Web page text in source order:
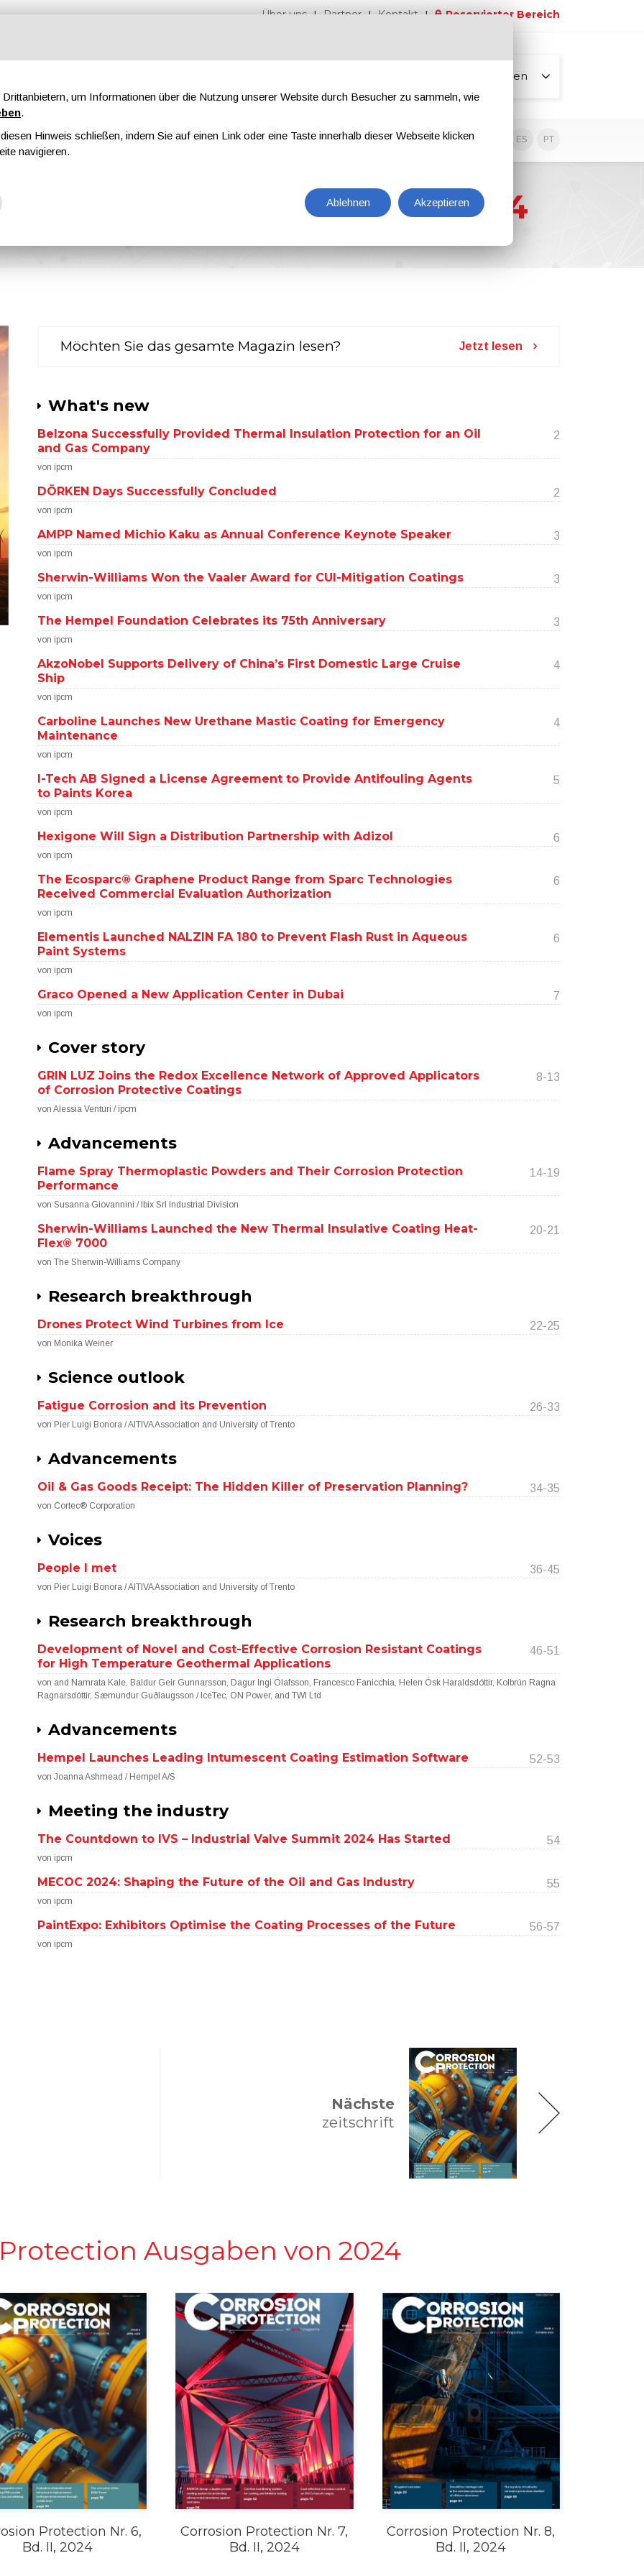
Über uns Partner Kontakt Reservierter Bereich
Alle Seiten
Messen Magazine Werbung EN IT ES PT
Nr. 5, Bd. II, Januar 2024
Möchten Sie das gesamte Magazin lesen? Jetzt lesen
What's new
Belzona Successfully Provided Thermal Insulation Protection for an Oil
and Gas Company
2
von ipcm
DÖRKEN Days Successfully Concluded 2
von ipcm
AMPP Named Michio Kaku as Annual Conference Keynote Speaker 3
von ipcm
Sherwin-Williams Won the Vaaler Award for CUI-Mitigation Coatings 3
von ipcm
The Hempel Foundation Celebrates its 75th Anniversary 3
von ipcm
AkzoNobel Supports Delivery of China’s First Domestic Large Cruise
Ship
4
von ipcm
Carboline Launches New Urethane Mastic Coating for Emergency
Maintenance
4
von ipcm
I-Tech AB Signed a License Agreement to Provide Antifouling Agents
to Paints Korea
5
von ipcm
Hexigone Will Sign a Distribution Partnership with Adizol 6
von ipcm
The Ecosparc® Graphene Product Range from Sparc Technologies
Received Commercial Evaluation Authorization
6
von ipcm
Elementis Launched NALZIN FA 180 to Prevent Flash Rust in Aqueous
Paint Systems
6
von ipcm
Graco Opened a New Application Center in Dubai 7
von ipcm
Cover story
GRIN LUZ Joins the Redox Excellence Network of Approved Applicators
of Corrosion Protective Coatings
8-13
von Alessia Venturi / ipcm
Advancements
Flame Spray Thermoplastic Powders and Their Corrosion Protection
Performance
14-19
von Susanna Giovannini / Ibix Srl Industrial Division
Sherwin-Williams Launched the New Thermal Insulative Coating Heat-
Flex® 7000
20-21
von The Sherwin-Williams Company
Research breakthrough
Drones Protect Wind Turbines from Ice 22-25
von Monika Weiner
Science outlook
Fatigue Corrosion and its Prevention 26-33
von Pier Luigi Bonora / AITIVA Association and University of Trento
Advancements
Oil & Gas Goods Receipt: The Hidden Killer of Preservation Planning? 34-35
von Cortec® Corporation
Voices
People I met 36-45
von Pier Luigi Bonora / AITIVA Association and University of Trento
Research breakthrough
Development of Novel and Cost-Effective Corrosion Resistant Coatings
for High Temperature Geothermal Applications
46-51
von and Namrata Kale, Baldur Geir Gunnarsson, Dagur Ingi Ólafsson, Francesco Fanicchia, Helen Ósk Haraldsdóttir, Kolbrún Ragna
Ragnarsdóttir, Sæmundur Guðlaugsson / IceTec, ON Power, and TWI Ltd
Advancements
Hempel Launches Leading Intumescent Coating Estimation Software 52-53
von Joanna Ashmead / Hempel A/S
Meeting the industry
The Countdown to IVS – Industrial Valve Summit 2024 Has Started 54
von ipcm
MECOC 2024: Shaping the Future of the Oil and Gas Industry 55
von ipcm
PaintExpo: Exhibitors Optimise the Coating Processes of the Future 56-57
von ipcm
Nächste
zeitschrift
Ausgaben von 2024
Protection Nr. 6,
Bd. II, 2024
Corrosion Protection Nr. 7,
Bd. II, 2024
Corrosion Protection Nr. 8,
Bd. II, 2024
um Informationen über die Nutzung unserer Website durch Besucher zu sammeln, wie
.
Hinweis schließen, indem Sie auf einen Link oder eine Taste innerhalb dieser Webseite klicken
navigieren.
Ablehnen Akzeptieren